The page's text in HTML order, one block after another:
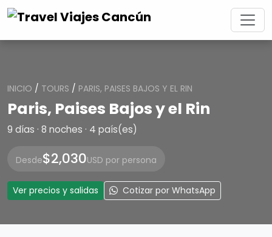
INICIO / TOURS / PARIS, PAISES BAJOS Y EL RIN
Paris, Paises Bajos y el Rin
9 días · 8 noches · 4 país(es)
Desde$2,030USD por persona
Ver precios y salidas Cotizar por WhatsApp